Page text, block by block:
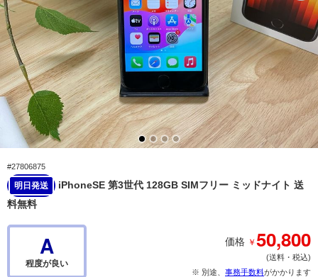
#27806875
明日発送
iPhoneSE 第3世代 128GB SIMフリー ミッドナイト 送
料無料
A
程度が良い
価格 ￥50,800
(送料・税込)
※ 別途、 事務手数料がかかります